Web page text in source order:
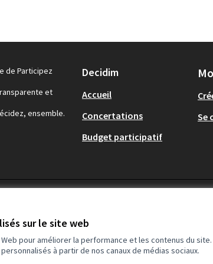
sur le site web
pour améliorer la performance et les contenus du
à partir de nos canaux de médias sociaux.
de Participez
et
ensemble.
Decidim
Accueil
Concertations
Budget participatif
Se